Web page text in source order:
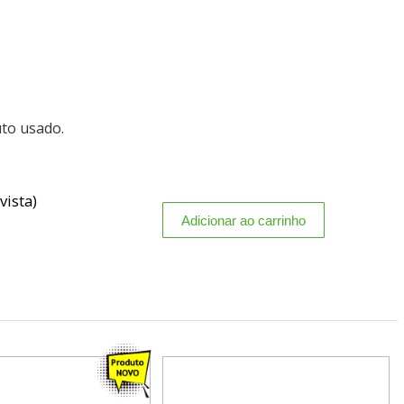
usado.